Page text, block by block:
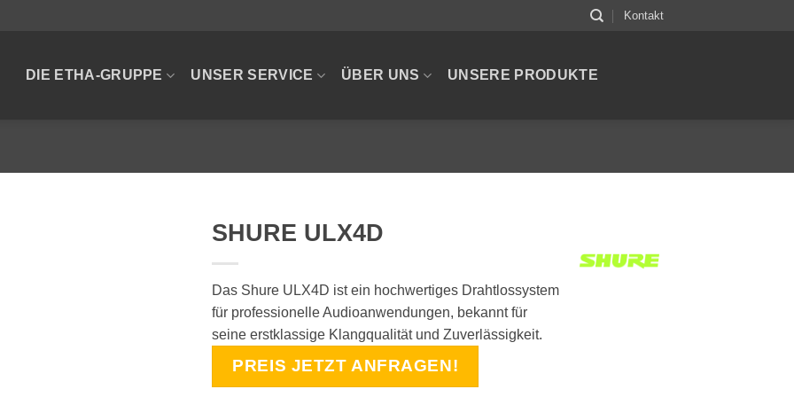
Kontakt
DIE ETHA-GRUPPE UNSER SERVICE ÜBER UNS UNSERE PRODUKTE
SHURE ULX4D
Das Shure ULX4D ist ein hochwertiges Drahtlossystem
für professionelle Audioanwendungen, bekannt für
seine erstklassige Klangqualität und Zuverlässigkeit.
PREIS JETZT ANFRAGEN!